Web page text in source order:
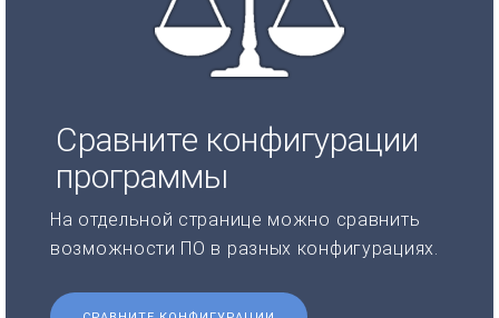
Сравните конфигурации
программы
На отдельной странице можно сравнить
возможности ПО в разных конфигурациях.